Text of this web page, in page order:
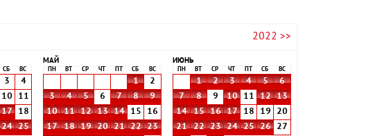
2022 >>
СБ ВС
3
4
10
11
17
18
24
25
МАЙ
ПН ВТ СР ЧТ СБ ВС
1
2
3
4 5 6 7 8
9
10
11 12 13 14 15
16
17
18 19 20 21 22
23
ИЮНЬ
ПН ВТ СР ЧТ СБ ВС
1 2 3 4 5
6
7
8 9 10 11 12
13
14
15 16 17 18 19
20
21
22 23 24 25 26
27